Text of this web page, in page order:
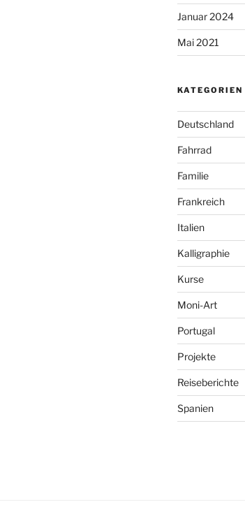
Januar 2024
Mai 2021
KATEGORIEN
Deutschland
Fahrrad
Familie
Frankreich
Italien
Kalligraphie
Kurse
Moni-Art
Portugal
Projekte
Reiseberichte
Spanien